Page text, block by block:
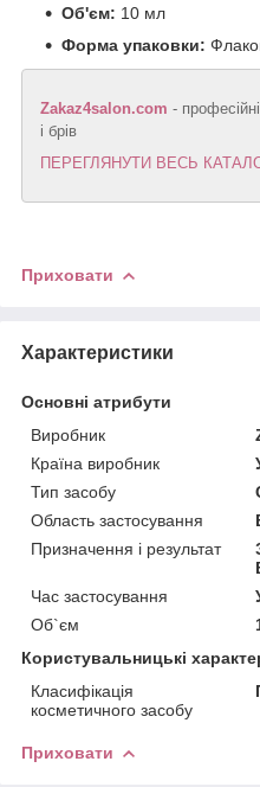
Об'єм: 10 мл
Форма упаковки:
Zakaz4salon.com -
і брів
ПЕРЕГЛЯНУТИ ВЕСЬ
Приховати
Характеристики
Основні атрибути
Виробник
Країна виробник
Тип засобу
Область застосування
Призначення і результат
Час застосування
Об`єм
Користувальницькі
Класифікація
косметичного засобу
Приховати